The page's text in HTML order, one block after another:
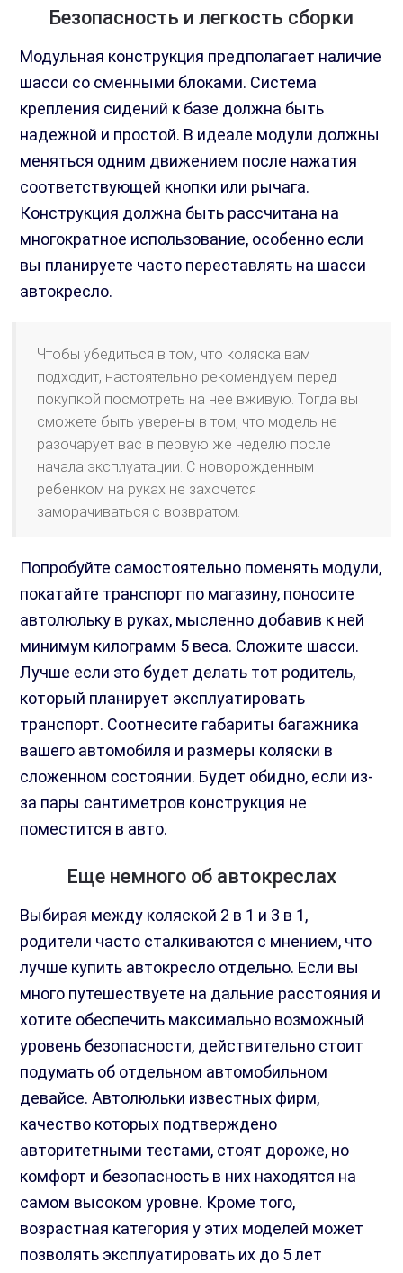
Безопасность и легкость сборки
Модульная конструкция предполагает наличие
шасси со сменными блоками. Система
крепления сидений к базе должна быть
надежной и простой. В идеале модули должны
меняться одним движением после нажатия
соответствующей кнопки или рычага.
Конструкция должна быть рассчитана на
многократное использование, особенно если
вы планируете часто переставлять на шасси
автокресло.
Чтобы убедиться в том, что коляска вам
подходит, настоятельно рекомендуем перед
покупкой посмотреть на нее вживую. Тогда вы
сможете быть уверены в том, что модель не
разочарует вас в первую же неделю после
начала эксплуатации. С новорожденным
ребенком на руках не захочется
заморачиваться с возвратом.
Попробуйте самостоятельно поменять модули,
покатайте транспорт по магазину, поносите
автолюльку в руках, мысленно добавив к ней
минимум килограмм 5 веса. Сложите шасси.
Лучше если это будет делать тот родитель,
который планирует эксплуатировать
транспорт. Соотнесите габариты багажника
вашего автомобиля и размеры коляски в
сложенном состоянии. Будет обидно, если из-
за пары сантиметров конструкция не
поместится в авто.
Еще немного об автокреслах
Выбирая между коляской 2 в 1 и 3 в 1,
родители часто сталкиваются с мнением, что
лучше купить автокресло отдельно. Если вы
много путешествуете на дальние расстояния и
хотите обеспечить максимально возможный
уровень безопасности, действительно стоит
подумать об отдельном автомобильном
девайсе. Автолюльки известных фирм,
качество которых подтверждено
авторитетными тестами, стоят дороже, но
комфорт и безопасность в них находятся на
самом высоком уровне. Кроме того,
возрастная категория у этих моделей может
позволять эксплуатировать их до 5 лет